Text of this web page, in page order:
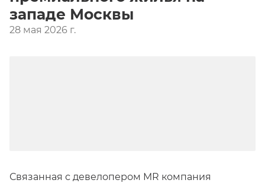
западе Москвы
28 мая 2026 г.
Связанная с девелопером MR компания